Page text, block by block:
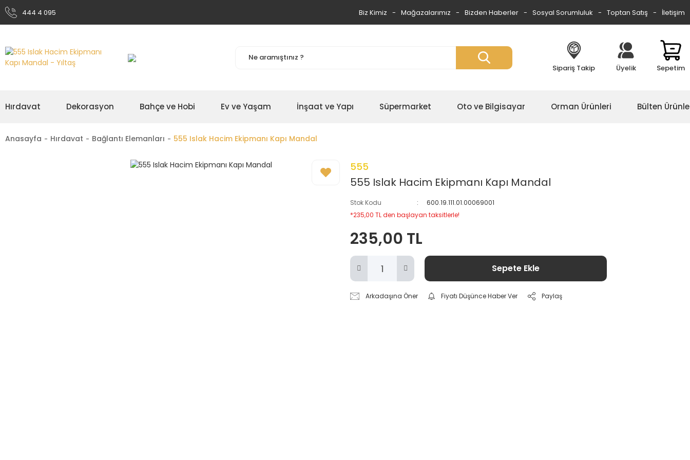
444 4 095 Biz Kimiz Mağazalarımız Bizden Haberler Sosyal Sorumluluk Toptan Satış İletişim
Sipariş Takip Üyelik Sepetim
Hırdavat Dekorasyon Bahçe ve Hobi Ev ve Yaşam İnşaat ve Yapı Süpermarket Oto ve Bilgisayar Orman Ürünleri Bülten
Anasayfa Hırdavat Bağlantı Elemanları 555 Islak Hacim Ekipmanı Kapı Mandal
555
555 Islak Hacim Ekipmanı Kapı Mandal
Stok Kodu
600.19.111.01.00069001
*235,00 TL den başlayan taksitlerle!
235,00 TL
Sepete Ekle
Arkadaşına Öner Fiyatı Düşünce Haber Ver Paylaş